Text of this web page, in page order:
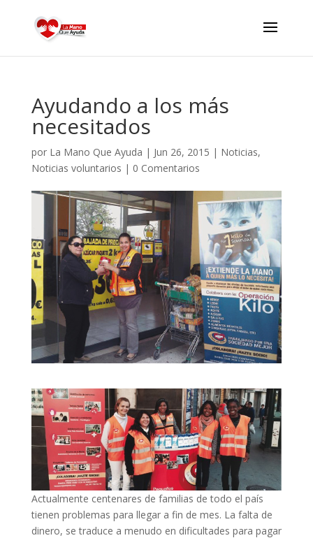
Ayudando a los más
necesitados
por La Mano Que Ayuda | Jun 26, 2015 | Noticias,
Noticias voluntarios | 0 Comentarios
Actualmente centenares de familias de todo el país
tienen problemas para llegar a fin de mes. La falta de
dinero, se traduce a menudo en dificultades para pagar